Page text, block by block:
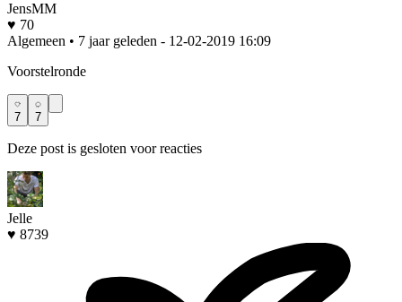
JensMM
♥ 70
Algemeen • 7 jaar geleden - 12-02-2019 16:09
Voorstelronde
7 7
Deze post is gesloten voor reacties
Jelle
♥ 8739